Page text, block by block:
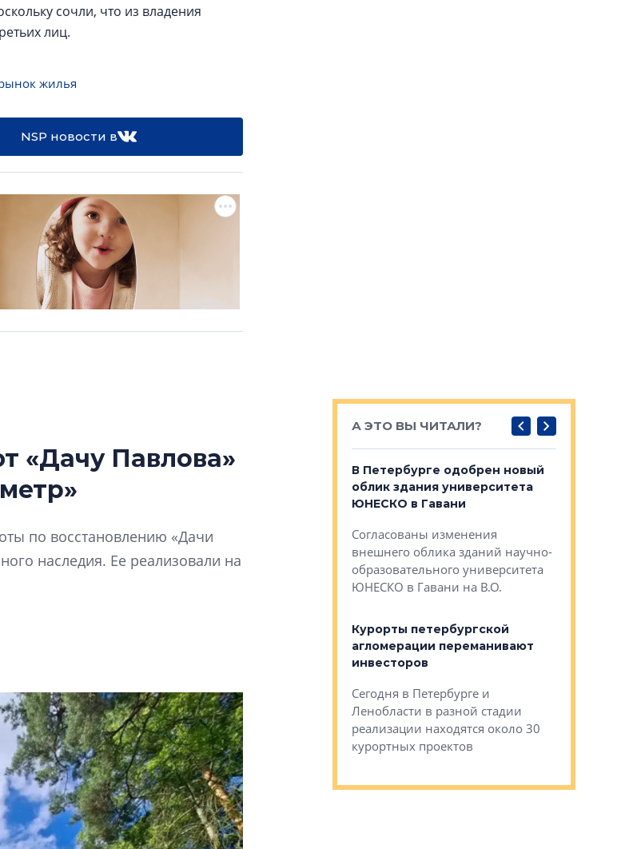
сочли, что из владения
лиц.
жилья
NSP новости в
«Дачу Павлова»
по восстановлению «Дачи
наследия. Ее реализовали на
А ЭТО ВЫ ЧИТАЛИ?
Усадьба Торосово — антидот
эпохи фальш-панелей
В Петербурге одобрен новый
облик здания университета
ЮНЕСКО в Гавани
Согласованы изменения
внешнего облика зданий научно-
образовательного университета
ЮНЕСКО в Гавани на В.О.
Курорты петербургской
агломерации переманивают
инвесторов
Сегодня в Петербурге и
Ленобласти в разной стадии
реализации находятся около 30
курортных проектов